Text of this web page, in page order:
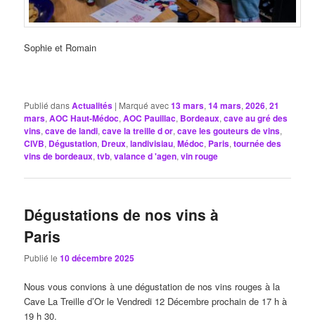
Sophie et Romain
Publié dansActualités | Marqué avec13 mars,14 mars,2026,21
mars,AOC Haut-Médoc,AOC Pauillac, Bordeaux,cave au gré des
vins,cave de landi,cave la treille d or,cave les gouteurs de vins,
CIVB, Dégustation, Dreux,landivisiau,Médoc, Paris,tournée des
vins de bordeaux,tvb,valance d 'agen,vin rouge
Dégustations de nos vins à
Paris
Publié le10 décembre 2025
Nous vous convions à une dégustation de nos vins rouges à la
Cave La Treille d’Or le Vendredi 12 Décembre prochain de 17 h à
19 h 30.